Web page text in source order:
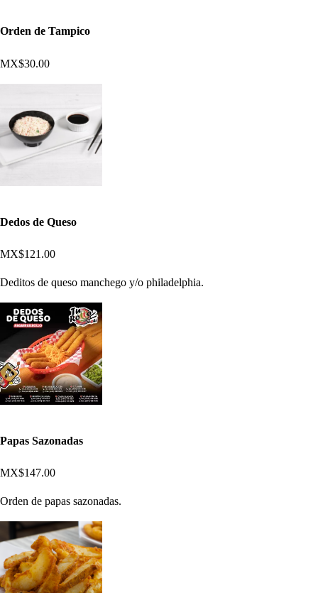
Orden de Tampico
MX$30.00
Dedos de Queso
MX$121.00
Deditos de queso manchego y/o philadelphia.
Papas Sazonadas
MX$147.00
Orden de papas sazonadas.